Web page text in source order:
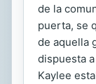
de la
puerta, se
de aquella
dispuesta
Kaylee